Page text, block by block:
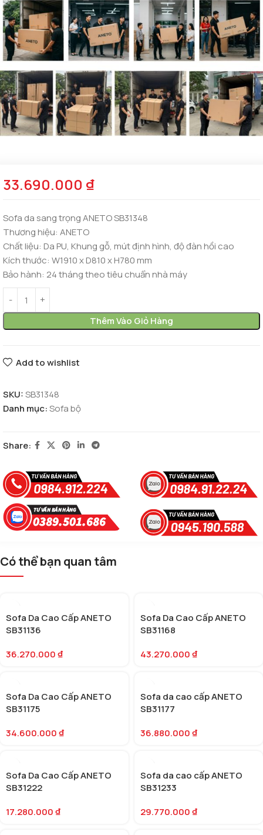
33.690.000 ₫
Sofa da sang trọng ANETO SB31348
Thương hiệu: ANETO
Chất liệu: Da PU, Khung gỗ, mút định hình, độ đàn hồi cao
Kích thước: W1910 x D810 x H780 mm
Bảo hành: 24 tháng theo tiêu chuẩn nhà máy
Thêm Vào Giỏ Hàng
Add to wishlist
SKU:SB31348
Danh mục:Sofa bộ
Share:
Có thể bạn quan tâm
Sofa Da Cao Cấp ANETO
SB31136
36.270.000₫
Sofa Da Cao Cấp ANETO
SB31168
43.270.000₫
Sofa Da Cao Cấp ANETO
SB31175
34.600.000₫
Sofa da cao cấp ANETO
SB31177
36.880.000₫
Sofa Da Cao Cấp ANETO
SB31222
17.280.000₫
Sofa da cao cấp ANETO
SB31233
29.770.000₫